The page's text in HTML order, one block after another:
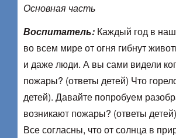
Основная часть
Воспитатель: Каждый год в
во всем мире от огня гибнут
и даже люди. А вы сами видели
пожары? (ответы детей) Что
детей). Давайте попробуем
возникают пожары? (ответы
Все согласны, что от солнца в